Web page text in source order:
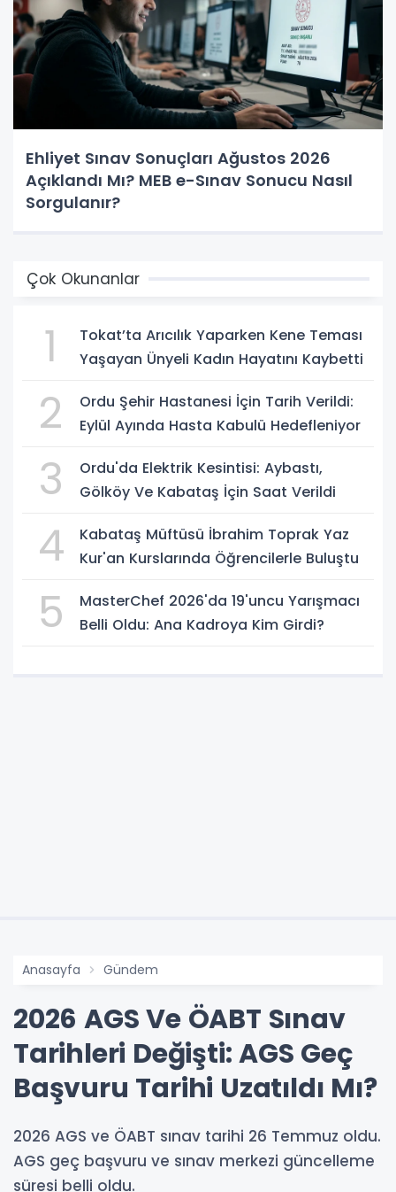
Ehliyet Sınav Sonuçları Ağustos 2026
Açıklandı Mı? MEB e-Sınav Sonucu Nasıl
Sorgulanır?
Çok Okunanlar
1
Tokat’ta Arıcılık Yaparken Kene Teması
Yaşayan Ünyeli Kadın Hayatını Kaybetti
2
Ordu Şehir Hastanesi İçin Tarih Verildi:
Eylül Ayında Hasta Kabulü Hedefleniyor
3
Ordu'da Elektrik Kesintisi: Aybastı,
Gölköy Ve Kabataş İçin Saat Verildi
4
Kabataş Müftüsü İbrahim Toprak Yaz
Kur'an Kurslarında Öğrencilerle Buluştu
5
MasterChef 2026'da 19'uncu Yarışmacı
Belli Oldu: Ana Kadroya Kim Girdi?
Anasayfa Gündem
2026 AGS Ve ÖABT Sınav
Tarihleri Değişti: AGS Geç
Başvuru Tarihi Uzatıldı Mı?
2026 AGS ve ÖABT sınav tarihi 26 Temmuz oldu.
AGS geç başvuru ve sınav merkezi güncelleme
süresi belli oldu.